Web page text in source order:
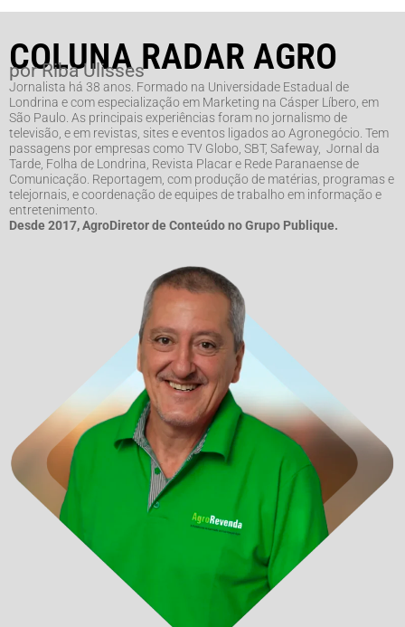
COLUNA RADAR AGRO
por Riba Ulisses
Jornalista há 38 anos. Formado na Universidade Estadual de
Londrina e com especialização em Marketing na Cásper Líbero, em
São Paulo. As principais experiências foram no jornalismo de
televisão, e em revistas, sites e eventos ligados ao Agronegócio. Tem
passagens por empresas como TV Globo, SBT, Safeway, Jornal da
Tarde, Folha de Londrina, Revista Placar e Rede Paranaense de
Comunicação. Reportagem, com produção de matérias, programas e
telejornais, e coordenação de equipes de trabalho em informação e
entretenimento.
Desde 2017, AgroDiretor de Conteúdo no Grupo Publique.